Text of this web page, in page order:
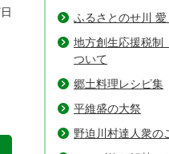
ふるさとのせ川
地方創生応援税制
ついて
郷土料理レシピ集
平維盛の大祭
野迫川村達人衆の